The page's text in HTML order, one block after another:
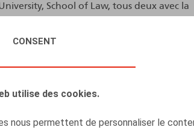
CONSENT
utilise des cookies.
nous permettent de personnaliser le
School of Law, tous deux avec la
des avocats du Barreau de
Engels en septembre 2019.